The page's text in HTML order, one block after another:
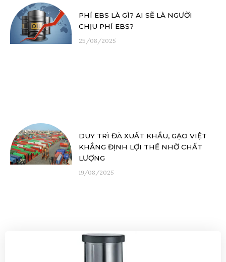
PHÍ EBS LÀ GÌ? AI SẼ LÀ NGƯỜI
CHỊU PHÍ EBS?
25/08/2025
DUY TRÌ ĐÀ XUẤT KHẨU, GẠO VIỆT
KHẲNG ĐỊNH LỢI THẾ NHỜ CHẤT
LƯỢNG
19/08/2025